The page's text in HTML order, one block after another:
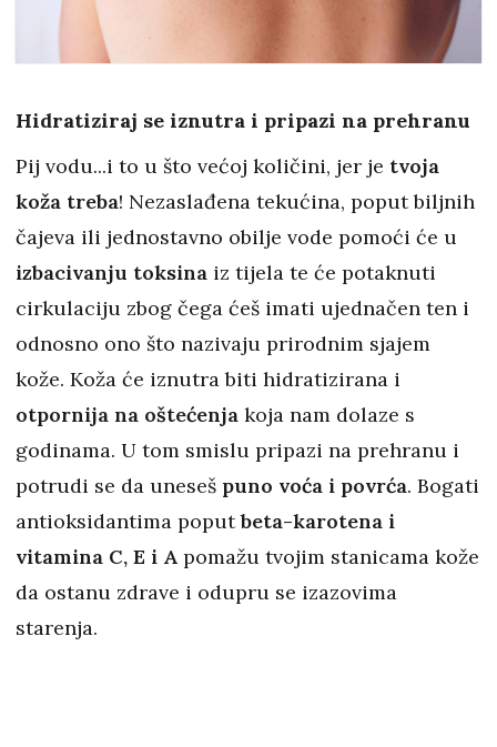
Hidratiziraj se iznutra i pripazi na prehranu
Pij vodu...i to u što većoj količini, jer je tvoja
koža treba! Nezaslađena tekućina, poput biljnih
čajeva ili jednostavno obilje vode pomoći će u
izbacivanju toksina iz tijela te će potaknuti
cirkulaciju zbog čega ćeš imati ujednačen ten i
odnosno ono što nazivaju prirodnim sjajem
kože. Koža će iznutra biti hidratizirana i
otpornija na oštećenja koja nam dolaze s
godinama. U tom smislu pripazi na prehranu i
potrudi se da uneseš puno voća i povrća. Bogati
antioksidantima poputbeta-karotena i
vitamina C, E i A pomažu tvojim stanicama kože
da ostanu zdrave i odupru se izazovima
starenja.